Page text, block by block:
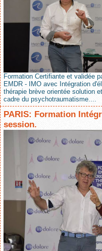
Formation Certifiante et validée
EMDR - IMO avec Intégration
thérapie brève orientée solution
cadre du psychotraumatisme....
PARIS: Formation
session.